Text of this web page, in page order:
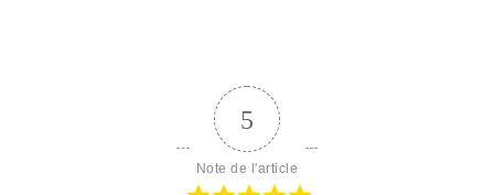
5
Note de l'article